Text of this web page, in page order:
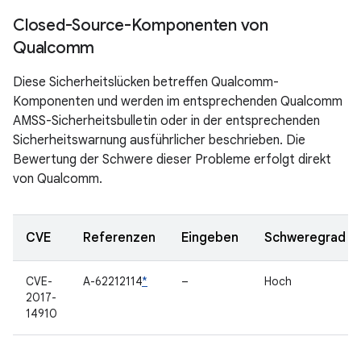
Closed-Source-Komponenten von
Qualcomm
Diese Sicherheitslücken betreffen Qualcomm-
Komponenten und werden im entsprechenden Qualcomm
AMSS-Sicherheitsbulletin oder in der entsprechenden
Sicherheitswarnung ausführlicher beschrieben. Die
Bewertung der Schwere dieser Probleme erfolgt direkt
von Qualcomm.
CVE Referenzen Eingeben Schweregrad
CVE-
2017-
14910
A-62212114* – Hoch